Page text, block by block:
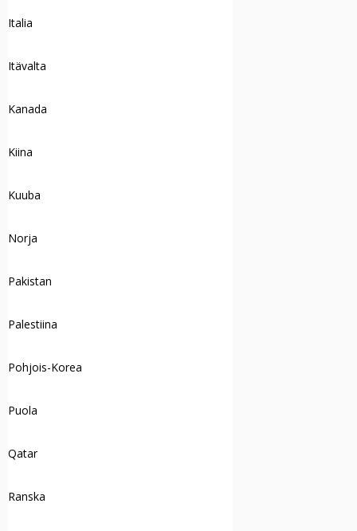
Italia
Itävalta
Kanada
Kiina
Kuuba
Norja
Pakistan
Palestiina
Pohjois-Korea
Puola
Qatar
Ranska